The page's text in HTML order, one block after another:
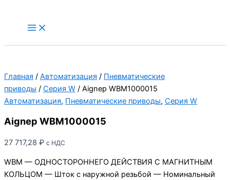
Main
Menu
Главная / Автоматизация / Пневматические
приводы / Серия W / Aignep WBM1000015
Автоматизация, Пневматические приводы, Серия W
Aignep WBM1000015
27 717,28 ₽ с НДС
WBM — ОДНОСТОРОННЕГО ДЕЙСТВИЯ С МАГНИТНЫМ
КОЛЬЦОМ — Шток с наружной резьбой — Номинальный